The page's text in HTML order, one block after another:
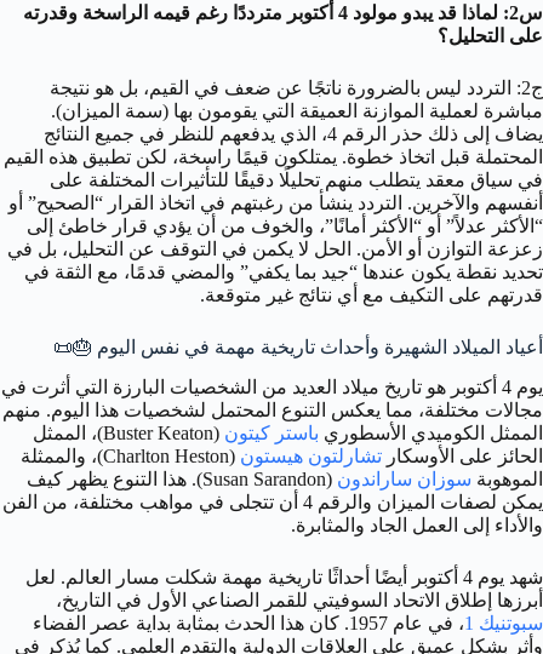
س2: لماذا قد يبدو مولود 4 أكتوبر مترددًا رغم قيمه الراسخة وقدرته
على التحليل؟
ج2: التردد ليس بالضرورة ناتجًا عن ضعف في القيم، بل هو نتيجة
مباشرة لعملية الموازنة العميقة التي يقومون بها (سمة الميزان).
يضاف إلى ذلك حذر الرقم 4، الذي يدفعهم للنظر في جميع النتائج
المحتملة قبل اتخاذ خطوة. يمتلكون قيمًا راسخة، لكن تطبيق هذه القيم
في سياق معقد يتطلب منهم تحليلًا دقيقًا للتأثيرات المختلفة على
أنفسهم والآخرين. التردد ينشأ من رغبتهم في اتخاذ القرار “الصحيح” أو
“الأكثر عدلاً” أو “الأكثر أمانًا”، والخوف من أن يؤدي قرار خاطئ إلى
زعزعة التوازن أو الأمن. الحل لا يكمن في التوقف عن التحليل، بل في
تحديد نقطة يكون عندها “جيد بما يكفي” والمضي قدمًا، مع الثقة في
قدرتهم على التكيف مع أي نتائج غير متوقعة.
أعياد الميلاد الشهيرة وأحداث تاريخية مهمة في نفس اليوم 🎂📜
يوم 4 أكتوبر هو تاريخ ميلاد العديد من الشخصيات البارزة التي أثرت في
مجالات مختلفة، مما يعكس التنوع المحتمل لشخصيات هذا اليوم. منهم
الممثل الكوميدي الأسطوري باستر كيتون
(Buster Keaton)، الممثل
الحائز على الأوسكار تشارلتون هيستون
(Charlton Heston)، والممثلة
الموهوبة سوزان ساراندون
(Susan Sarandon). هذا التنوع يظهر كيف
يمكن لصفات الميزان والرقم 4 أن تتجلى في مواهب مختلفة، من الفن
والأداء إلى العمل الجاد والمثابرة.
شهد يوم 4 أكتوبر أيضًا أحداثًا تاريخية مهمة شكلت مسار العالم. لعل
أبرزها إطلاق الاتحاد السوفيتي للقمر الصناعي الأول في التاريخ،
سبوتنيك 1
، في عام 1957. كان هذا الحدث بمثابة بداية عصر الفضاء
وأثر بشكل عميق على العلاقات الدولية والتقدم العلمي. كما يُذكر في